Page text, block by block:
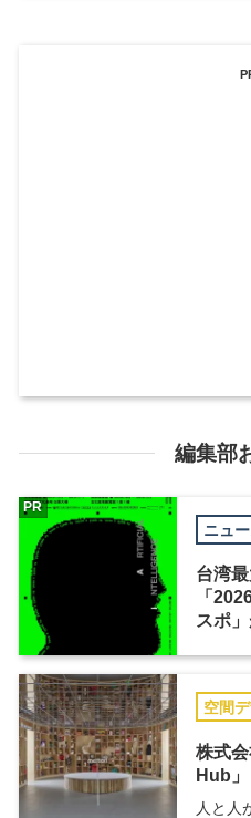
編集部
ニュ
台湾
「
スポ
PR
空間
株式
Hub」
人と人